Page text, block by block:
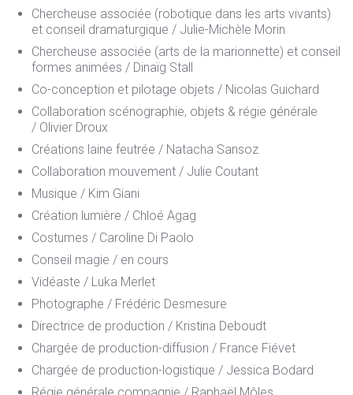
Chercheuse associée (robotique dans les arts vivants)
et conseil dramaturgique / Julie-Michèle Morin
Chercheuse associée (arts de la marionnette) et conseil
formes animées / Dinaïg Stall
Co-conception et pilotage objets / Nicolas Guichard
Collaboration scénographie, objets & régie générale
/ Olivier Droux
Créations laine feutrée / Natacha Sansoz
Collaboration mouvement / Julie Coutant
Musique / Kim Giani
Création lumière / Chloé Agag
Costumes / Caroline Di Paolo
Conseil magie / en cours
Vidéaste / Luka Merlet
Photographe / Frédéric Desmesure
Directrice de production / Kristina Deboudt
Chargée de production-diffusion / France Fiévet
Chargée de production-logistique / Jessica Bodard